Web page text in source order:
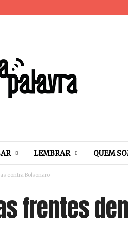
LEMBRAR QUEM
contra Bolsonaro
frentes